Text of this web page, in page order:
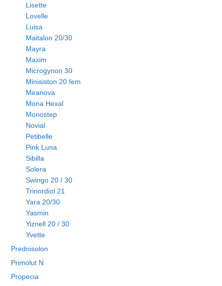
Lisette
Lovelle
Luisa
Maitalon 20/30
Mayra
Maxim
Microgynon 30
Minisiston 20 fem
Miranova
Mona Hexal
Monostep
Novial
Petibelle
Pink Luna
Sibilla
Solera
Swingo 20 / 30
Trinordiol 21
Yara 20/30
Yasmin
Yiznell 20 / 30
Yvette
Prednisolon
Primolut N
Propecia